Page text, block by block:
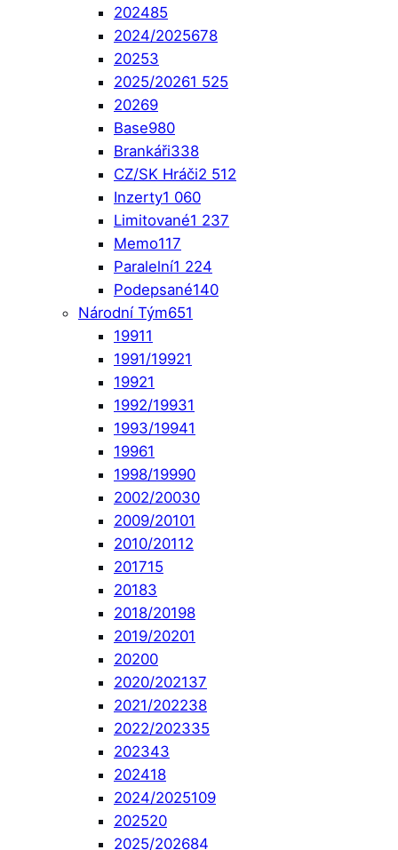
202485
2024/2025678
20253
2025/20261 525
20269
Base980
Brankáři338
CZ/SK Hráči2 512
Inzerty1 060
Limitované1 237
Memo117
Paralelní1 224
Podepsané140
Národní Tým651
19911
1991/19921
19921
1992/19931
1993/19941
19961
1998/19990
2002/20030
2009/20101
2010/20112
201715
20183
2018/20198
2019/20201
20200
2020/202137
2021/202238
2022/202335
202343
202418
2024/2025109
202520
2025/202684